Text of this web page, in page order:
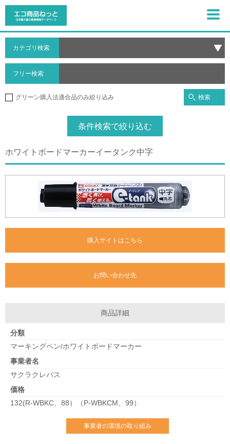
カテゴリ検索
フリー検索
グリーン購入法適合品のみ絞り込み 検索
条件検索で絞り込む
ホワイトボードマーカーイータンク中字
購入サイトはこちら
お問い合わせ先
商品詳細
分類
マーキングペン/ホワイトボードマーカー
事業者名
サクラクレパス
価格
132(R-WBKC、88）（P-WBKCM、99）
事業者の環境の取り組み